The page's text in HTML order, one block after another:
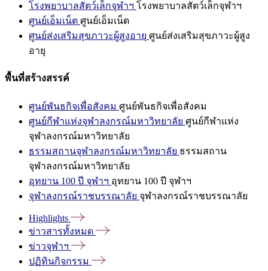
โรงพยาบาลสัตว์เล็กจุฬาฯ โรงพยาบาลสัตว์เล็กจุฬาฯ
ศูนย์เอ็มเน็ต ศูนย์เอ็มเน็ต
ศูนย์ส่งเสริมสุขภาวะผู้สูงอายุ ศูนย์ส่งเสริมสุขภาวะผู้สูง
อายุ
พื้นที่สร้างสรรค์
ศูนย์พันธกิจเพื่อสังคม ศูนย์พันธกิจเพื่อสังคม
ศูนย์กีฬาแห่งจุฬาลงกรณ์มหาวิทยาลัย ศูนย์กีฬาแห่ง
จุฬาลงกรณ์มหาวิทยาลัย
ธรรมสถานจุฬาลงกรณ์มหาวิทยาลัย ธรรมสถาน
จุฬาลงกรณ์มหาวิทยาลัย
อุทยาน 100 ปี จุฬาฯ อุทยาน 100 ปี จุฬาฯ
จุฬาลงกรณ์ราชบรรณาลัย จุฬาลงกรณ์ราชบรรณาลัย
Highlights
ข่าวสารทั้งหมด
ข่าวจุฬาฯ
ปฏิทินกิจกรรม